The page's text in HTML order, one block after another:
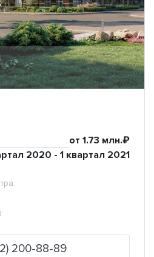
от 1.73 млн.₽
2020 - 1 квартал 2021
200-88-89